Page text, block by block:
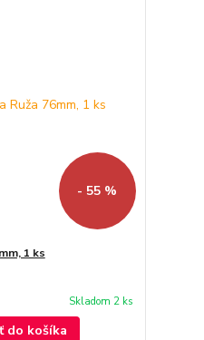
- 55 %
1 ks
Skladom 2 ks
do košíka